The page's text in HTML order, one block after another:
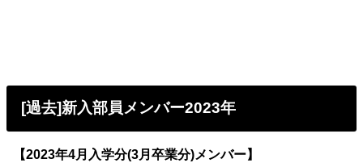
[過去]新入部員メンバー2023年
【2023年4月入学分(3月卒業分)メンバー】